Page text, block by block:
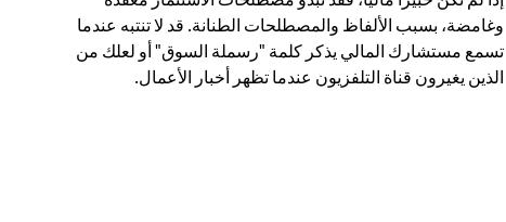
وغامضة، بسبب الألفاظ والمصطلحات الطنانة. قد لا تنتبه عندما
تسمع مستشارك المالي يذكر كلمة "رسملة السوق" أو لعلك من
الذين يغيرون قناة التلفزيون عندما تظهر أخبار الأعمال.